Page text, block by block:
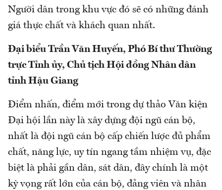
Người dân trong khu vực đó sẽ có những đánh
giá thực chất và khách quan nhất.
Đạibiểu Trần Văn Huyến, Phó Bí thư Thường
trực Tỉnh ủy, Chủ tịch Hội đồng Nhân dân
tỉnh Hậu Giang
Điểm nhấn, điểm mới trong dự thảo Văn kiện
Đại hội lần này là xây dựng đội ngũ cán bộ,
nhất là đội ngũ cán bộ cấp chiến lược đủ phẩm
chất, năng lực, uy tín ngang tầm nhiệm vụ, đặc
biệt là phải gần dân, sát dân, đây chính là một
kỳ vọng rất lớn của cán bộ, đảng viên và nhân